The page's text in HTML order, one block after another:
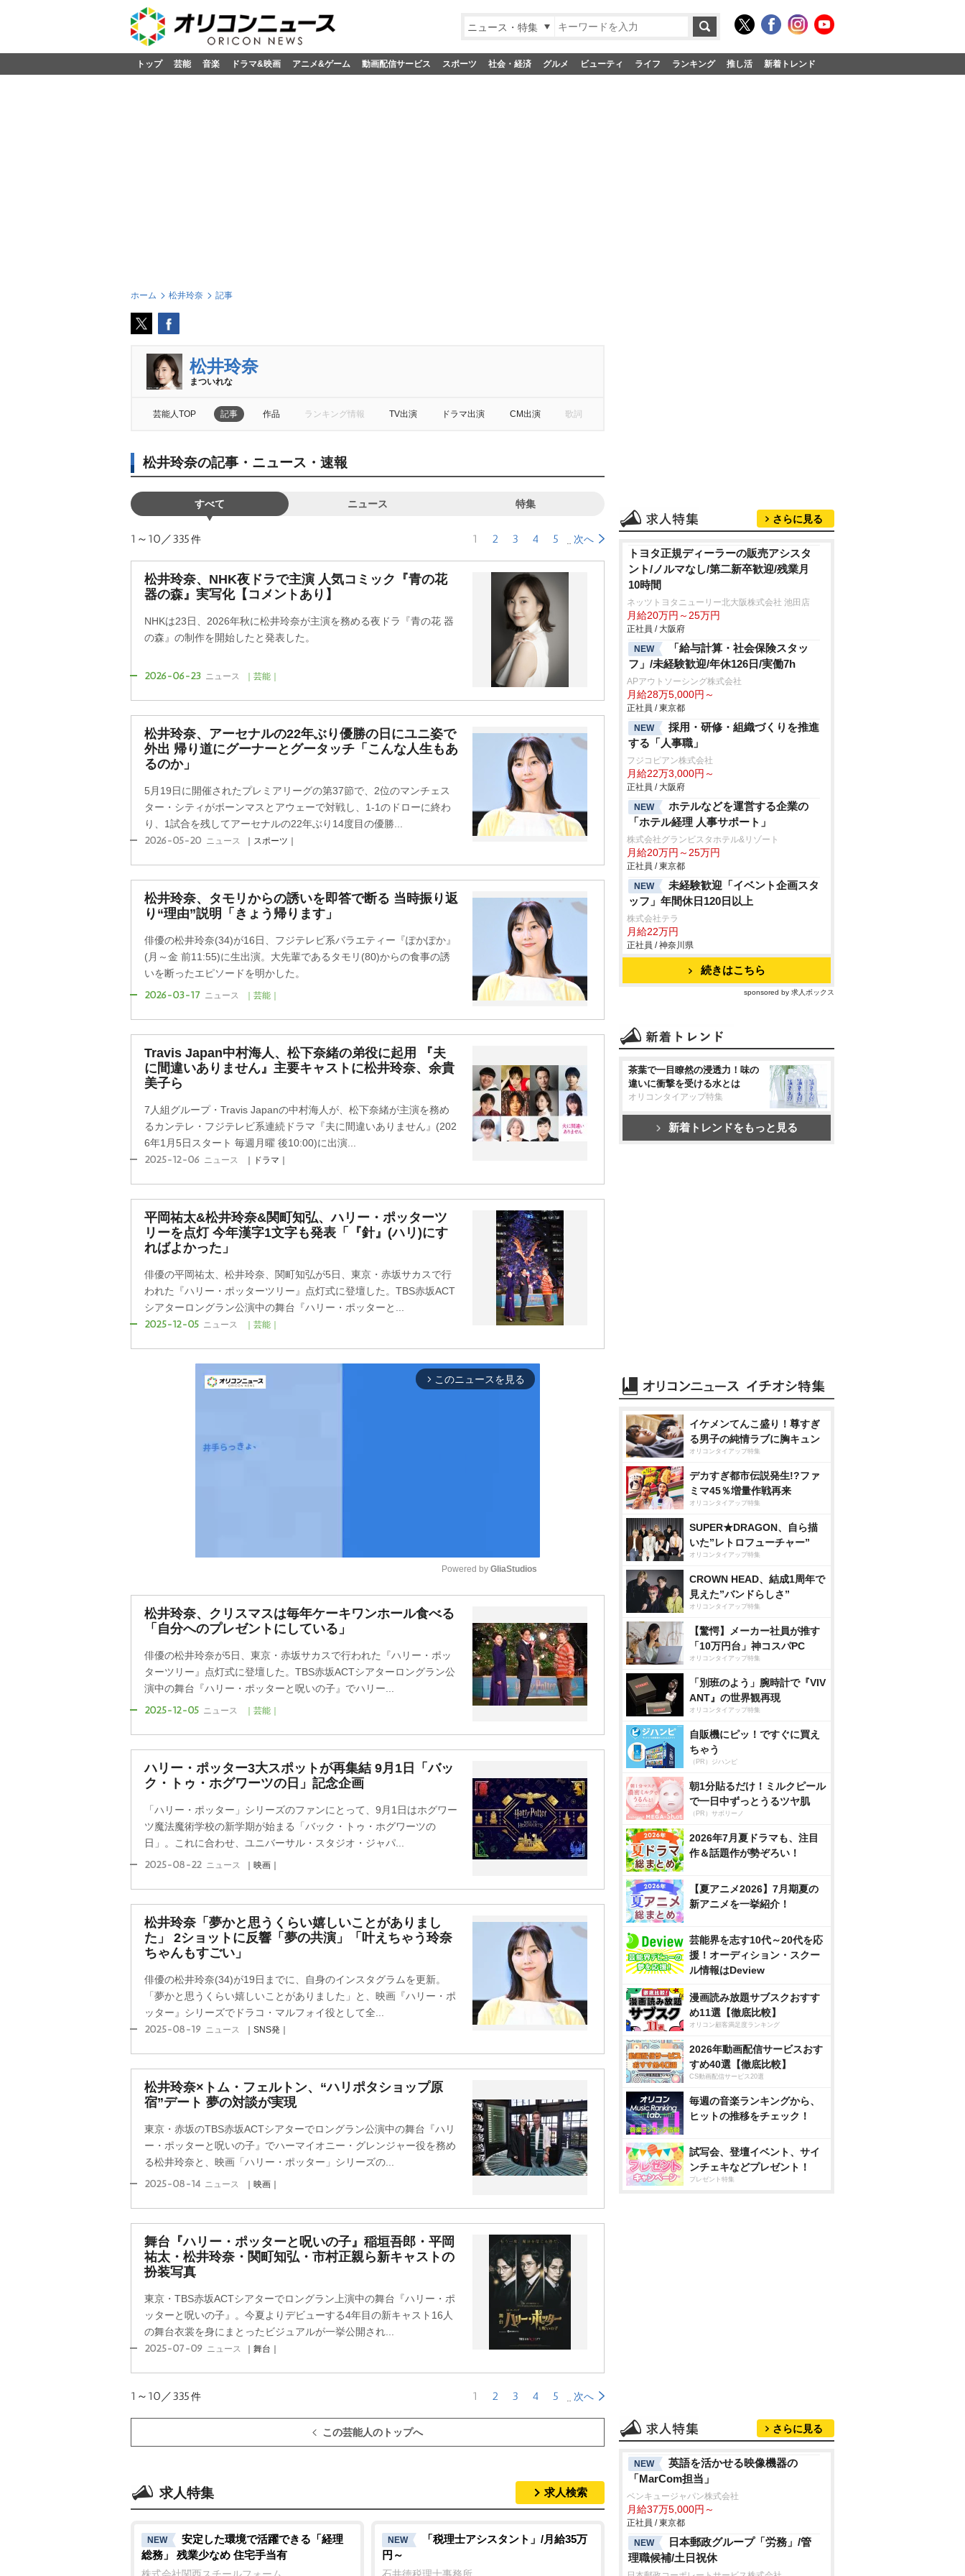
ニュース・特集
トップ 芸能 音楽 ドラマ&映画 アニメ&ゲーム 動画配信サービス スポーツ 社会・経済 グルメ ビューティ ライフ ランキング 推し活 新着トレンド
ホーム 松井玲奈 記事
松井玲奈
まついれな
芸能人TOP 記事 作品 ランキング情報 TV出演 ドラマ出演 CM出演 歌詞
松井玲奈の記事・ニュース・速報
すべて ニュース 特集
1～10／335件 1 2 3 4 5 次へ
松井玲奈、NHK夜ドラで主演 人気コミック『青の花
器の森』実写化【コメントあり】
NHKは23日、2026年秋に松井玲奈が主演を務める夜ドラ『青の花 器
の森』の制作を開始したと発表した。
2026-06-23 ニュース ｜芸能｜
松井玲奈、アーセナルの22年ぶり優勝の日にユニ姿で
外出 帰り道にグーナーとグータッチ「こんな人生もあ
るのか」
5月19日に開催されたプレミアリーグの第37節で、2位のマンチェス
ター・シティがボーンマスとアウェーで対戦し、1-1のドローに終わ
り、1試合を残してアーセナルの22年ぶり14度目の優勝...
2026-05-20 ニュース ｜スポーツ｜
松井玲奈、タモリからの誘いを即答で断る 当時振り返
り“理由”説明「きょう帰ります」
俳優の松井玲奈(34)が16日、フジテレビ系バラエティー『ぽかぽか』
(月～金 前11:55)に生出演。大先輩であるタモリ(80)からの食事の誘
いを断ったエピソードを明かした。
2026-03-17 ニュース ｜芸能｜
Travis Japan中村海人、松下奈緒の弟役に起用 『夫
に間違いありません』主要キャストに松井玲奈、余貴
美子ら
7人組グループ・Travis Japanの中村海人が、松下奈緒が主演を務め
るカンテレ・フジテレビ系連続ドラマ『夫に間違いありません』(202
6年1月5日スタート 毎週月曜 後10:00)に出演...
2025-12-06 ニュース ｜ドラマ｜
平岡祐太&松井玲奈&関町知弘、ハリー・ポッターツ
リーを点灯 今年漢字1文字も発表「『針』(ハリ)にす
ればよかった」
俳優の平岡祐太、松井玲奈、関町知弘が5日、東京・赤坂サカスで行
われた『ハリー・ポッターツリー』点灯式に登壇した。TBS赤坂ACT
シアターロングラン公演中の舞台『ハリー・ポッターと...
2025-12-05 ニュース ｜芸能｜
arrow_forward_ios このニュースを見る
u
t
e
Powered by GliaStudios
松井玲奈、クリスマスは毎年ケーキワンホール食べる
「自分へのプレゼントにしている」
俳優の松井玲奈が5日、東京・赤坂サカスで行われた『ハリー・ポッ
ターツリー』点灯式に登壇した。TBS赤坂ACTシアターロングラン公
演中の舞台『ハリー・ポッターと呪いの子』でハリー...
2025-12-05 ニュース ｜芸能｜
ハリー・ポッター3大スポットが再集結 9月1日「バッ
ク・トゥ・ホグワーツの日」記念企画
「ハリー・ポッター」シリーズのファンにとって、9月1日はホグワー
ツ魔法魔術学校の新学期が始まる「バック・トゥ・ホグワーツの
日」。これに合わせ、ユニバーサル・スタジオ・ジャパ...
2025-08-22 ニュース ｜映画｜
松井玲奈「夢かと思うくらい嬉しいことがありまし
た」 2ショットに反響「夢の共演」「叶えちゃう玲奈
ちゃんもすごい」
俳優の松井玲奈(34)が19日までに、自身のインスタグラムを更新。
「夢かと思うくらい嬉しいことがありました」と、映画『ハリー・ポ
ッター』シリーズでドラコ・マルフォイ役として全...
2025-08-19 ニュース ｜SNS発｜
松井玲奈×トム・フェルトン、“ハリポタショップ原
宿”デート 夢の対談が実現
東京・赤坂のTBS赤坂ACTシアターでロングラン公演中の舞台『ハリ
ー・ポッターと呪いの子』でハーマイオニー・グレンジャー役を務め
る松井玲奈と、映画「ハリー・ポッター」シリーズの...
2025-08-14 ニュース ｜映画｜
舞台『ハリー・ポッターと呪いの子』稲垣吾郎・平岡
祐太・松井玲奈・関町知弘・市村正親ら新キャストの
扮装写真
東京・TBS赤坂ACTシアターでロングラン上演中の舞台『ハリー・ポ
ッターと呪いの子』。今夏よりデビューする4年目の新キャスト16人
の舞台衣裳を身にまとったビジュアルが一挙公開され...
2025-07-09 ニュース ｜舞台｜
1～10／335件 1 2 3 4 5 次へ
この芸能人のトップへ
求人特集 求人検索
NEW
安定した環境で活躍できる「経理
総務」 残業少なめ 住宅手当有
NEW
「税理士アシスタント」/月給35万
円～
さらに見る
トヨタ正規ディーラーの販売アシスタ
ント/ノルマなし/第二新卒歓迎/残業月
10時間
ネッツトヨタニューリー北大阪株式会社 池田店
月給20万円～25万円
正社員 / 大阪府
NEW
「給与計算・社会保険スタッ
フ」/未経験歓迎/年休126日/実働7h
APアウトソーシング株式会社
月給28万5,000円～
正社員 / 東京都
NEW
採用・研修・組織づくりを推進
する「人事職」
フジコピアン株式会社
月給22万3,000円～
正社員 / 大阪府
NEW
ホテルなどを運営する企業の
「ホテル経理 人事サポート」
株式会社グランビスタホテル&リゾート
月給20万円～25万円
正社員 / 東京都
NEW
未経験歓迎「イベント企画スタ
ッフ」年間休日120日以上
株式会社テラ
月給22万円
正社員 / 神奈川県
続きはこちら
sponsored by 求人ボックス
茶葉で一目瞭然の浸透力！味の
違いに衝撃を受ける水とは
オリコンタイアップ特集
新着トレンドをもっと見る
イケメンてんこ盛り！尊すぎ
る男子の純情ラブに胸キュン
オリコンタイアップ特集
デカすぎ都市伝説発生!?ファ
ミマ45％増量作戦再来
オリコンタイアップ特集
SUPER★DRAGON、自ら描
いた”レトロフューチャー”
オリコンタイアップ特集
CROWN HEAD、結成1周年で
見えた”バンドらしさ”
オリコンタイアップ特集
【驚愕】メーカー社員が推す
「10万円台」神コスパPC
オリコンタイアップ特集
「別班のよう」腕時計で『VIV
ANT』の世界観再現
オリコンタイアップ特集
自販機にピッ！ですぐに買え
ちゃう
（PR）ジハンピ
朝1分貼るだけ！ミルクピール
で一日中ずっとうるツヤ肌
（PR）サボリーノ
2026年7月夏ドラマも、注目
作＆話題作が勢ぞろい！
【夏アニメ2026】7月期夏の
新アニメを一挙紹介！
芸能界を志す10代～20代を応
援！オーディション・スクー
ル情報はDeview
漫画読み放題サブスクおすす
め11選【徹底比較】
オリコン顧客満足度ランキング
2026年動画配信サービスおす
すめ40選【徹底比較】
CS動画配信サービス20選
毎週の音楽ランキングから、
ヒットの推移をチェック！
試写会、登壇イベント、サイ
ンチェキなどプレゼント！
プレゼント特集
さらに見る
NEW
英語を活かせる映像機器の
「MarCom担当」
ベンキュージャパン株式会社
月給37万5,000円～
正社員 / 東京都
NEW
日本郵政グループ「労務」/管
理職候補/土日祝休